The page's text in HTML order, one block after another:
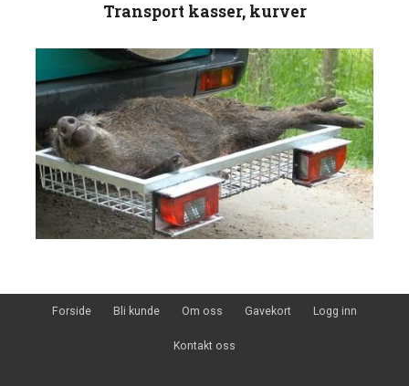
Transport kasser, kurver
Forside Bli kunde Om oss Gavekort Logg inn
Kontakt oss